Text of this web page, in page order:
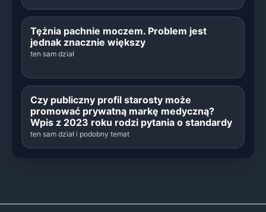
Tężnia pachnie moczem. Problem jest
jednak znacznie większy
ten sam dział
Czy publiczny profil starosty może
promować prywatną markę medyczną?
Wpis z 2023 roku rodzi pytania o standardy
ten sam dział i podobny temat